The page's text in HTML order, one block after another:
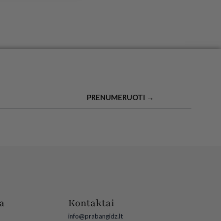
PRENUMERUOTI →
Kontaktai
info@prabangidz.lt